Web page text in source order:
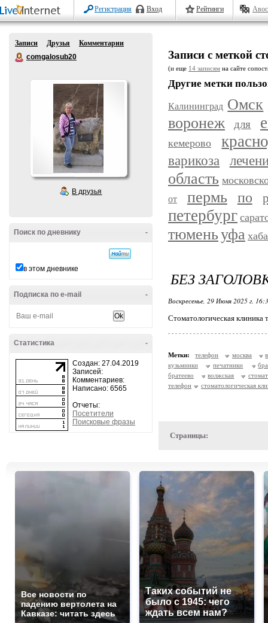
Регистрация Вход Рейтинги
Записи Друзья
Комментарии
comgalosub20
В друзья
-
Поиск по дневнику
в этом дневнике
-
Подписка по e-mail
-
Статистика
Создан: 27.04.2019
Записей:
Комментариев:
Написано: 6565
Отчеты:
Посетители
Поисковые фразы
Записи с меткой
(и еще 14 записям на сайте
Другие метки
Калининград Омск
воронеж для
кемерово
варикоза
область
от пермь по
петербург
тюменьуфа
БЕЗ
Воскресенье, 29 Июня 2025 г.
Стоматологическая
Метки: телефон москва
кузьминки
печатники
братеево
волжская
телефон
стоматологическая
Страницы:
Все новости по
падению вертолета на
Кавказе: читать здесь
Таких событий не
было с 1945: чего
ждать всем нам?